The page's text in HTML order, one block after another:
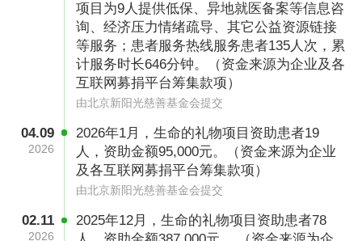
募捐方案备案编号
531100006876001833A18114
本次项目筹集善款将为符合条件的家庭困难、治
疗资金缺乏以至于面临治疗中断，严重影响治疗
预后或生命安全的白血病患儿等血液肿瘤疾病患
儿，提供5000元经济支持，以维持患儿的后续治
疗。
项目为9人提供低保、异地就医备案等信息咨
询、经济压力情绪疏导、其它公益资源链接
等服务；患者服务热线服务患者135人次，累
计服务时长646分钟。（资金来源为企业及各
互联网募捐平台筹集款项）
由北京新阳光慈善基金会提交
04.09
2026
2026年1月，生命的礼物项目资助患者19
人，资助金额95,000元。（资金来源为企业
及各互联网募捐平台筹集款项）
由北京新阳光慈善基金会提交
02.11
2026
2025年12月，生命的礼物项目资助患者78